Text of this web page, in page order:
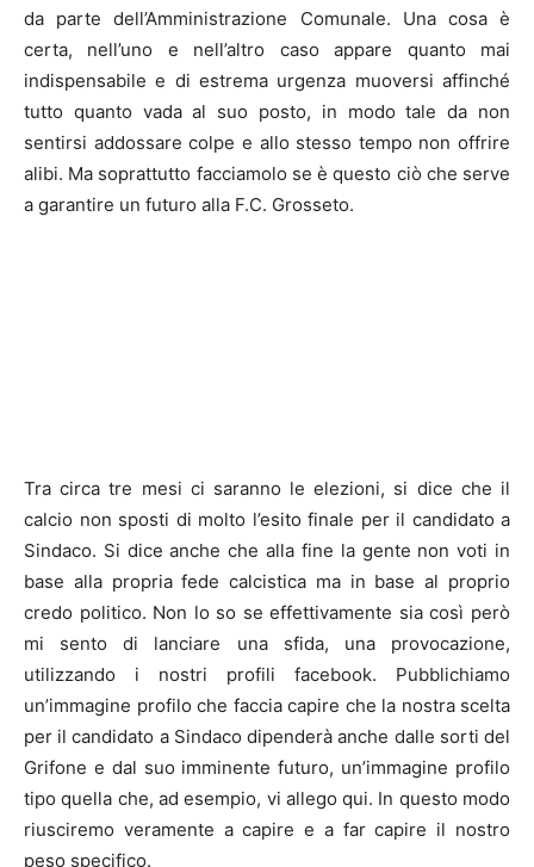
da parte dell’Amministrazione Comunale. Una cosa è
certa, nell’uno e nell’altro caso appare quanto mai
indispensabile e di estrema urgenza muoversi affinché
tutto quanto vada al suo posto, in modo tale da non
sentirsi addossare colpe e allo stesso tempo non offrire
alibi. Ma soprattutto facciamolo se è questo ciò che serve
a garantire un futuro alla F.C. Grosseto.
Tra circa tre mesi ci saranno le elezioni, si dice che il
calcio non sposti di molto l’esito finale per il candidato a
Sindaco. Si dice anche che alla fine la gente non voti in
base alla propria fede calcistica ma in base al proprio
credo politico. Non lo so se effettivamente sia così però
mi sento di lanciare una sfida, una provocazione,
utilizzando i nostri profili facebook. Pubblichiamo
un’immagine profilo che faccia capire che la nostra scelta
per il candidato a Sindaco dipenderà anche dalle sorti del
Grifone e dal suo imminente futuro, un’immagine profilo
tipo quella che, ad esempio, vi allego qui. In questo modo
riusciremo veramente a capire e a far capire il nostro
peso specifico.